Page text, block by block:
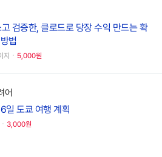
검증한, 클로드로 당장 수익 만드는 확
법
지ㆍ 5,000원
어
일 도쿄 여행 계획
3,000원